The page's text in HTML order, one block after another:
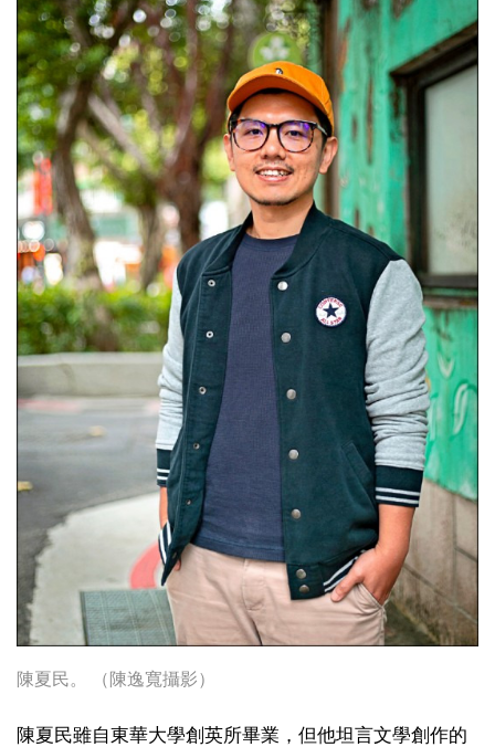
陳夏民。 （陳逸寬攝影）
陳夏民雖自東華大學創英所畢業，但他坦言文學創作的